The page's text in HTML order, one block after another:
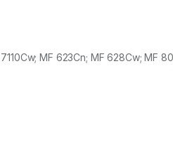
MF 623Cn; MF 628Cw; MF